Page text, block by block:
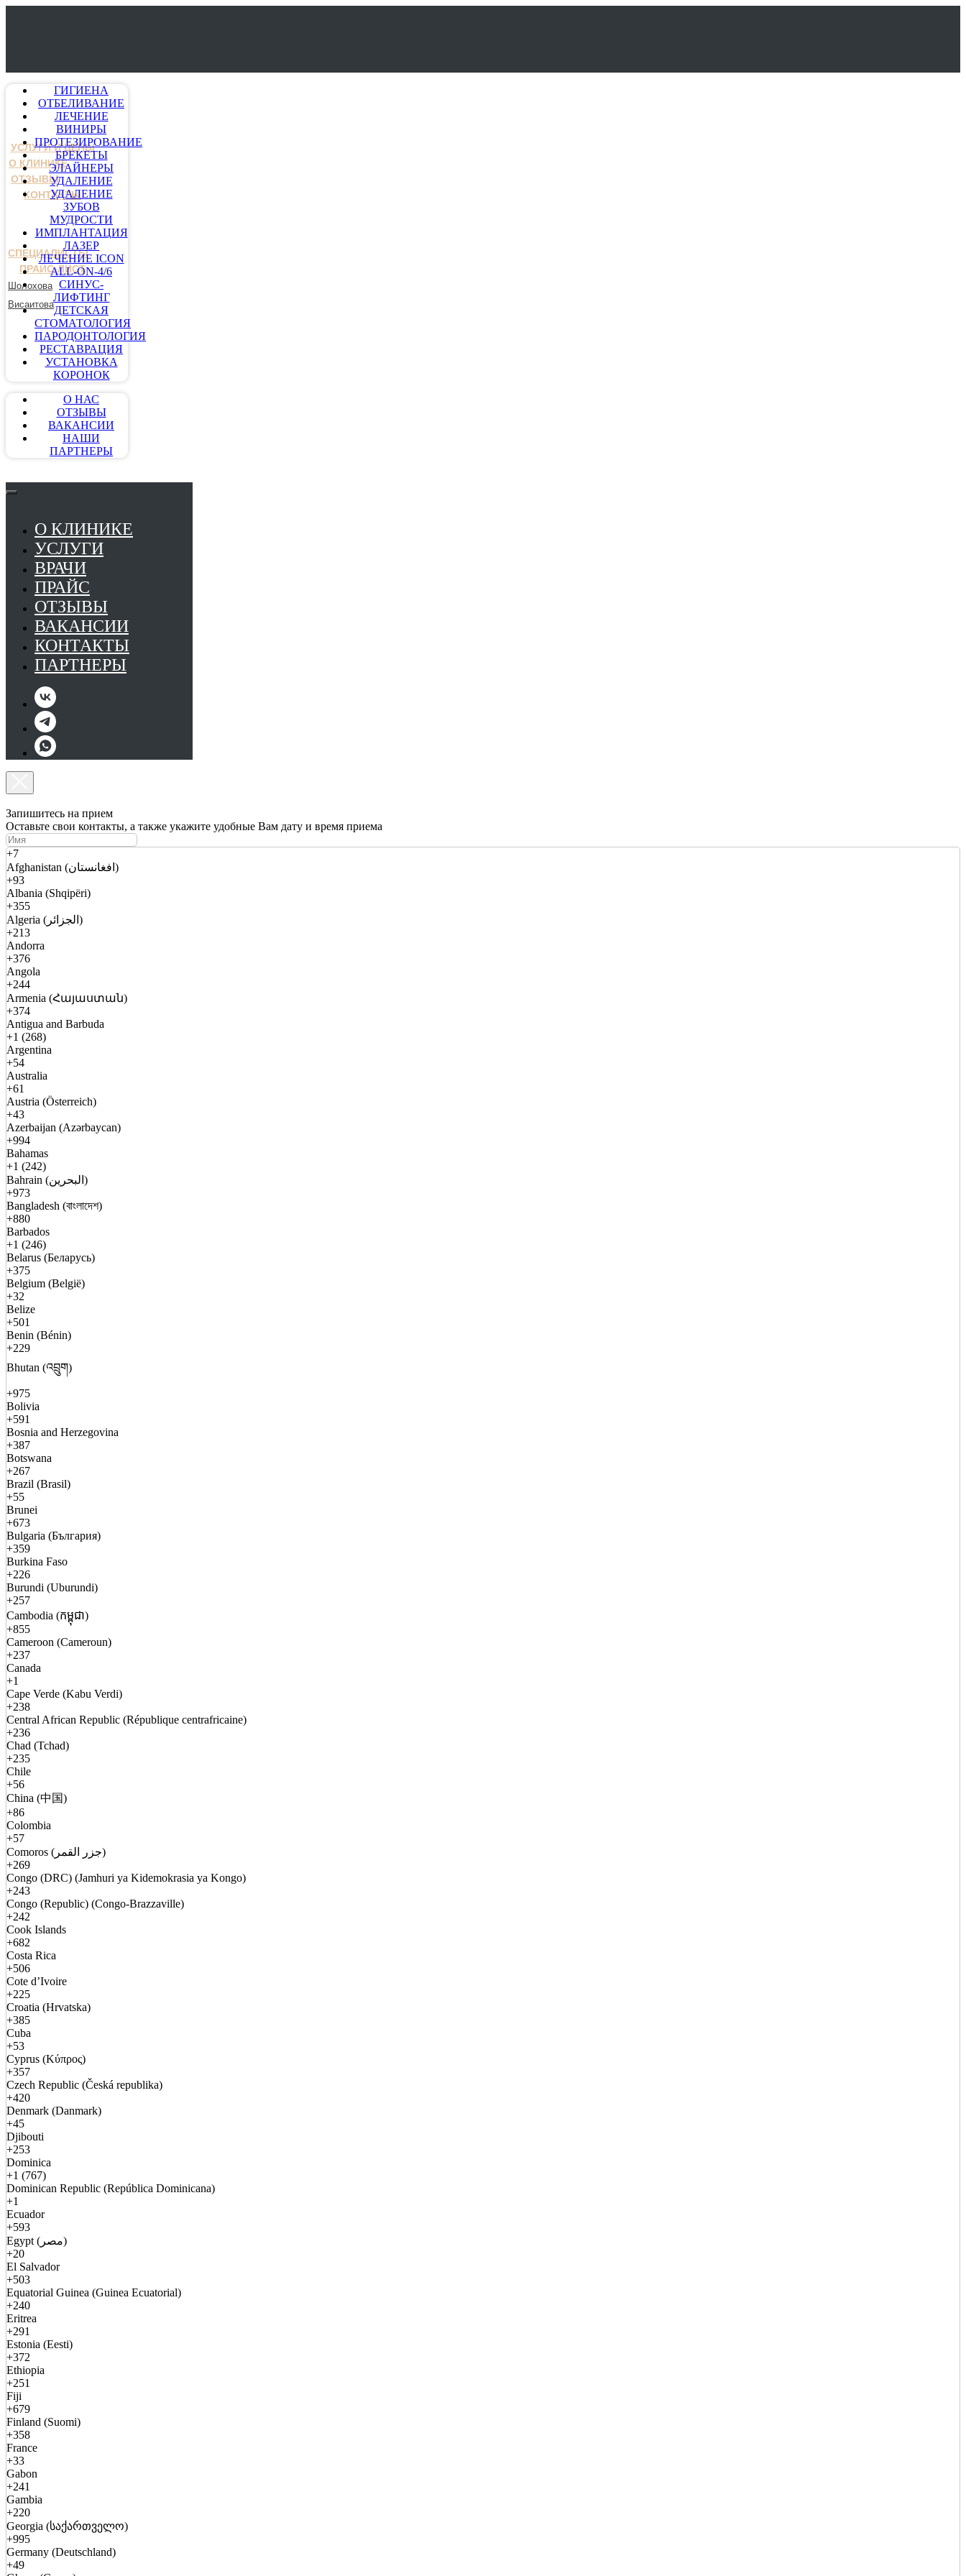
УСЛУГИ И ЦЕНЫ
О КЛИНИКЕ
ОТЗЫВЫ
КОНТАКТЫ
СПЕЦИАЛИСТЫ
ПРАЙС-ЛИСТ
Шолохова
Висаитова
ГИГИЕНА
ОТБЕЛИВАНИЕ
ЛЕЧЕНИЕ
ВИНИРЫ
ПРОТЕЗИРОВАНИЕ
БРЕКЕТЫ
ЭЛАЙНЕРЫ
УДАЛЕНИЕ
УДАЛЕНИЕ
ЗУБОВ
МУДРОСТИ
ИМПЛАНТАЦИЯ
ЛАЗЕР
ЛЕЧЕНИЕ ICON
ALL-ON-4/6
СИНУС-
ЛИФТИНГ
ДЕТСКАЯ
СТОМАТОЛОГИЯ
ПАРОДОНТОЛОГИЯ
РЕСТАВРАЦИЯ
УСТАНОВКА
КОРОНОК
О НАС
ОТЗЫВЫ
ВАКАНСИИ
НАШИ
ПАРТНЕРЫ
О КЛИНИКЕ
УСЛУГИ
ВРАЧИ
ПРАЙС
ОТЗЫВЫ
ВАКАНСИИ
КОНТАКТЫ
ПАРТНЕРЫ
Запишитесь на прием
Оставьте свои контакты, а также укажите удобные Вам дату и время приема
+7
Afghanistan (افغانستان)
+93
Albania (Shqipëri)
+355
Algeria (الجزائر)
+213
Andorra
+376
Angola
+244
Armenia (Հայաստան)
+374
Antigua and Barbuda
+1 (268)
Argentina
+54
Australia
+61
Austria (Österreich)
+43
Azerbaijan (Azərbaycan)
+994
Bahamas
+1 (242)
Bahrain (البحرين)
+973
Bangladesh (বাংলাদেশ)
+880
Barbados
+1 (246)
Belarus (Беларусь)
+375
Belgium (België)
+32
Belize
+501
Benin (Bénin)
+229
Bhutan (འབྲུག)
+975
Bolivia
+591
Bosnia and Herzegovina
+387
Botswana
+267
Brazil (Brasil)
+55
Brunei
+673
Bulgaria (България)
+359
Burkina Faso
+226
Burundi (Uburundi)
+257
Cambodia (កម្ពុជា)
+855
Cameroon (Cameroun)
+237
Canada
+1
Cape Verde (Kabu Verdi)
+238
Central African Republic (République centrafricaine)
+236
Chad (Tchad)
+235
Chile
+56
China (中国)
+86
Colombia
+57
Comoros (جزر القمر)
+269
Congo (DRC) (Jamhuri ya Kidemokrasia ya Kongo)
+243
Congo (Republic) (Congo-Brazzaville)
+242
Cook Islands
+682
Costa Rica
+506
Cote d’Ivoire
+225
Croatia (Hrvatska)
+385
Cuba
+53
Cyprus (Κύπρος)
+357
Czech Republic (Česká republika)
+420
Denmark (Danmark)
+45
Djibouti
+253
Dominica
+1 (767)
Dominican Republic (República Dominicana)
+1
Ecuador
+593
Egypt (مصر)
+20
El Salvador
+503
Equatorial Guinea (Guinea Ecuatorial)
+240
Eritrea
+291
Estonia (Eesti)
+372
Ethiopia
+251
Fiji
+679
Finland (Suomi)
+358
France
+33
Gabon
+241
Gambia
+220
Georgia (საქართველო)
+995
Germany (Deutschland)
+49